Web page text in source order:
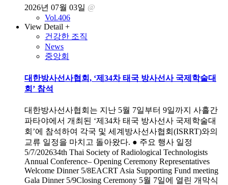
2026년 07월 03일 @
Vol.406
View Detail +
건강한 조직
News
중앙회
대한방사선사협회, ‘제34차 태국 방사선사 국제학술대
회’ 참석
대한방사선사협회는 지난 5월 7일부터 9일까지 사흘간
파타야에서 개최된 ‘제34차 태국 방사선사 국제학술대
회’에 참석하여 각국 및 세계방사선사협회(ISRRT)와의
교류 일정을 마치고 돌아왔다. ● 주요 행사 일정
5/7/202634th Thai Society of Radiological Technologists
Annual Conference– Opening Ceremony Representatives
Welcome Dinner 5/8EACRT Asia Supporting Fund meeting
Gala Dinner 5/9Closing Ceremony 5월 7일에 열린 개막식